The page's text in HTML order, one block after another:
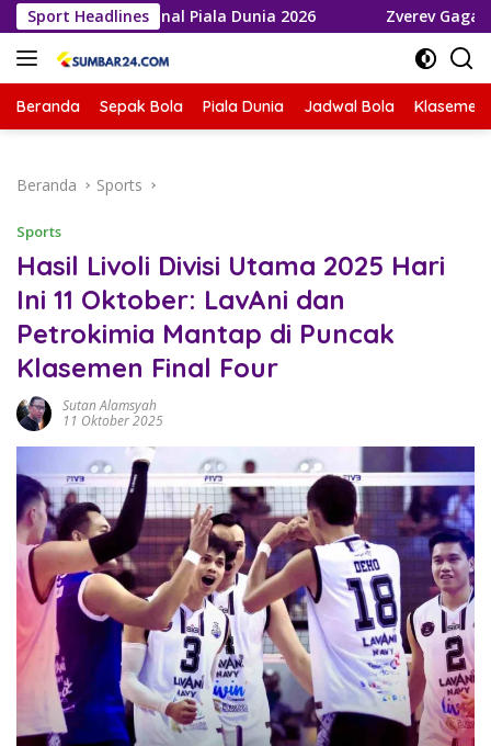
Langsung
ke
konten
Sport Headlines
ke Final Piala Dunia 2026 Zverev Gagal Juara di
Beranda Sepak Bola Piala Dunia Jadwal Bola Klasemen
Beranda Sports
Sports
Hasil Livoli Divisi Utama 2025 Hari
Ini 11 Oktober: LavAni dan
Petrokimia Mantap di Puncak
Klasemen Final Four
Sutan Alamsyah
11 Oktober 2025